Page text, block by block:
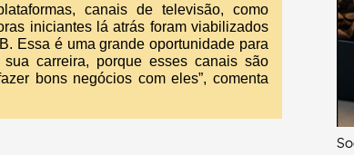
canais de televisão, como
iniciantes lá atrás foram viabilizados
Essa é uma grande oportunidade para
carreira, porque esses canais são
bons negócios com eles”, comenta